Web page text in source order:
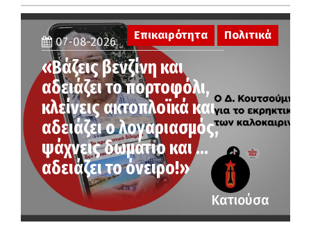
Επικαιρότητα Πολιτικά
07-08-2026
«Βάζεις βενζίνη και
αδειάζει το πορτοφόλι,
κλείνεις ακτοπλοϊκά και
αδειάζει ο λογαριασμός,
ψάχνεις δωμάτιο και …
αδειάζει το όνειρο!»
Κατιούσα